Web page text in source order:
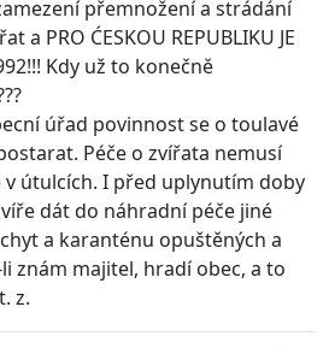
přemnožení a strádání
a PRO ĆESKOU REPUBLIKU JE
Kdy už to konečně
úřad povinnost se o toulavé
Péče o zvířata nemusí
v útulcích. I před uplynutím doby
dát do náhradní péče jiné
a karanténu opuštěných a
znám majitel, hradí obec, a to
z.